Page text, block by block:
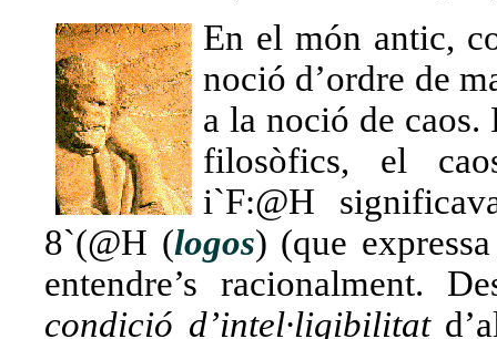
En el món antic,
noció d’ordre de
a la noció de caos.
filosòfics, el
i`F:@H
8`(@H (logos) (que
entendre’s racionalment.
condició d’intel·ligibilitat